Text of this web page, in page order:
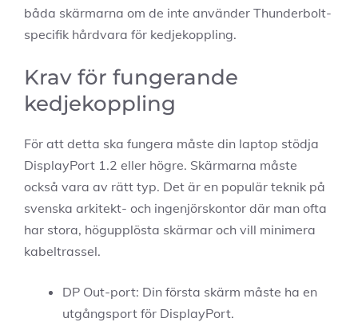
båda skärmarna om de inte använder Thunderbolt-
specifik hårdvara för kedjekoppling.
Krav för fungerande
kedjekoppling
För att detta ska fungera måste din laptop stödja
DisplayPort 1.2 eller högre. Skärmarna måste
också vara av rätt typ. Det är en populär teknik på
svenska arkitekt- och ingenjörskontor där man ofta
har stora, högupplösta skärmar och vill minimera
kabeltrassel.
DP Out-port: Din första skärm måste ha en
utgångsport för DisplayPort.